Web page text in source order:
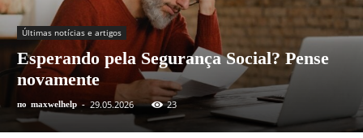
Últimas notícias e artigos
Esperando pela Segurança Social? Pense
novamente
по maxwelhelp - 29.05.2026 23